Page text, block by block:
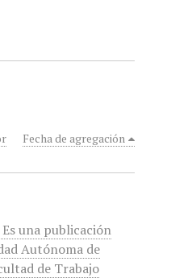
Fecha de agregación
una publicación
Autónoma de
de Trabajo